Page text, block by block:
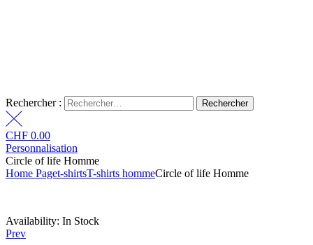
Rechercher :
CHF 0.00
Personnalisation
Circle of life Homme
Home Paget-shirtsT-shirts hommeCircle of life Homme
Availability: In Stock
Prev